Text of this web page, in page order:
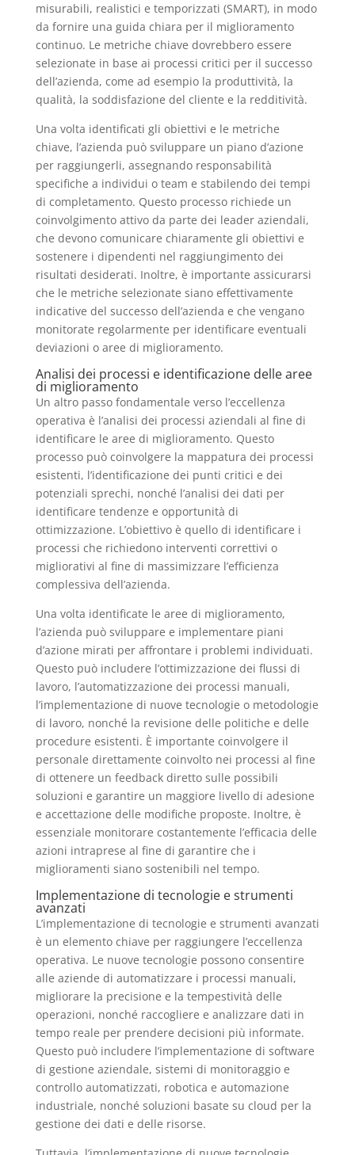
misurabili, realistici e temporizzati (SMART), in modo
da fornire una guida chiara per il miglioramento
continuo. Le metriche chiave dovrebbero essere
selezionate in base ai processi critici per il successo
dell’azienda, come ad esempio la produttività, la
qualità, la soddisfazione del cliente e la redditività.
Una volta identificati gli obiettivi e le metriche
chiave, l’azienda può sviluppare un piano d’azione
per raggiungerli, assegnando responsabilità
specifiche a individui o team e stabilendo dei tempi
di completamento. Questo processo richiede un
coinvolgimento attivo da parte dei leader aziendali,
che devono comunicare chiaramente gli obiettivi e
sostenere i dipendenti nel raggiungimento dei
risultati desiderati. Inoltre, è importante assicurarsi
che le metriche selezionate siano effettivamente
indicative del successo dell’azienda e che vengano
monitorate regolarmente per identificare eventuali
deviazioni o aree di miglioramento.
Analisi dei processi e identificazione delle aree
di miglioramento
Un altro passo fondamentale verso l’eccellenza
operativa è l’analisi dei processi aziendali al fine di
identificare le aree di miglioramento. Questo
processo può coinvolgere la mappatura dei processi
esistenti, l’identificazione dei punti critici e dei
potenziali sprechi, nonché l’analisi dei dati per
identificare tendenze e opportunità di
ottimizzazione. L’obiettivo è quello di identificare i
processi che richiedono interventi correttivi o
migliorativi al fine di massimizzare l’efficienza
complessiva dell’azienda.
Una volta identificate le aree di miglioramento,
l’azienda può sviluppare e implementare piani
d’azione mirati per affrontare i problemi individuati.
Questo può includere l’ottimizzazione dei flussi di
lavoro, l’automatizzazione dei processi manuali,
l’implementazione di nuove tecnologie o metodologie
di lavoro, nonché la revisione delle politiche e delle
procedure esistenti. È importante coinvolgere il
personale direttamente coinvolto nei processi al fine
di ottenere un feedback diretto sulle possibili
soluzioni e garantire un maggiore livello di adesione
e accettazione delle modifiche proposte. Inoltre, è
essenziale monitorare costantemente l’efficacia delle
azioni intraprese al fine di garantire che i
miglioramenti siano sostenibili nel tempo.
Implementazione di tecnologie e strumenti
avanzati
L’implementazione di tecnologie e strumenti avanzati
è un elemento chiave per raggiungere l’eccellenza
operativa. Le nuove tecnologie possono consentire
alle aziende di automatizzare i processi manuali,
migliorare la precisione e la tempestività delle
operazioni, nonché raccogliere e analizzare dati in
tempo reale per prendere decisioni più informate.
Questo può includere l’implementazione di software
di gestione aziendale, sistemi di monitoraggio e
controllo automatizzati, robotica e automazione
industriale, nonché soluzioni basate su cloud per la
gestione dei dati e delle risorse.